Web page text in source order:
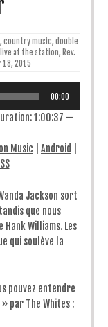
, country music, double
live at the station, Rev.
2015
00:00
1:00:37 —
Music Android
Jackson sort
que nous
Williams. Les
qui soulève la
pouvez entendre
par The Whites :